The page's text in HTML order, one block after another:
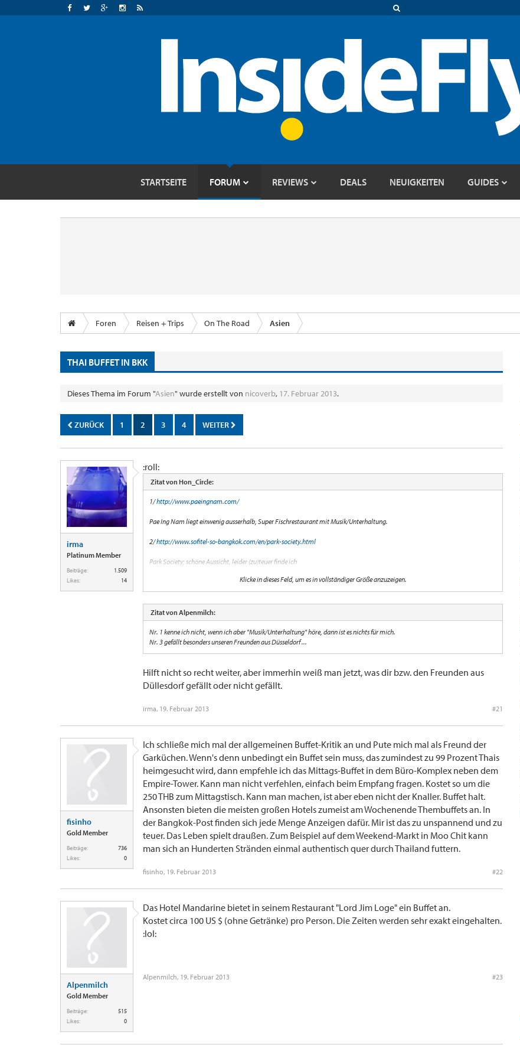
STARTSEITE FORUM REVIEWS DEALS NEUIGKEITEN GUIDES
Foren Reisen + Trips On The Road Asien
THAI BUFFET IN BKK
Dieses Thema im Forum "Asien" wurde erstellt von nicoverb, 17. Februar 2013.
ZURÜCK 1 2 3 4 WEITER
irma
Platinum Member
Beiträge:
1.509
Likes:
14
:roll:
Zitat von Hon_Circle:
1/http://www.paeingnam.com/
Pae Ing Nam liegt einwenig ausserhalb, Super Fischrestaurant mit Musik/Unterhaltung.
2/http://www.sofitel-so-bangkok.com/en/park-society.html
Park Society; schöne Aussicht, leider (zu)teuer finde ich
http://www.hotelmusebangkok.com/restaurants/speakeasy/
Speakeasy, auch Top Aussicht. Hier rechtzeitig reservieren, 1 Woche im vorraus!!!
Klicke in dieses Feld, um es in vollständiger Größe anzuzeigen.
Zitat von Alpenmilch:
Nr. 1 kenne ich nicht, wenn ich aber "Musik/Unterhaltung" höre, dann ist es nichts für mich.
Nr. 3 gefällt besonders unseren Freunden aus Düsseldorf ...
Hilft nicht so recht weiter, aber immerhin weiß man jetzt, was dir bzw. den Freunden aus
Düllesdorf gefällt oder nicht gefällt.
irma, 19. Februar 2013 #21
fisinho
Gold Member
Beiträge:
736
Likes:
0
Ich schließe mich mal der allgemeinen Buffet-Kritik an und Pute mich mal als Freund der
Garküchen. Wenn's denn unbedingt ein Buffet sein muss, das zumindest zu 99 Prozent Thais
heimgesucht wird, dann empfehle ich das Mittags-Buffet in dem Büro-Komplex neben dem
Empire-Tower. Kann man nicht verfehlen, einfach beim Empfang fragen. Kostet so um die
250 THB zum Mittagstisch. Kann man machen, ist aber eben nicht der Knaller. Buffet halt.
Ansonsten bieten die meisten großen Hotels zumeist am Wochenende Thembuffets an. In
der Bangkok-Post finden sich jede Menge Anzeigen dafür. Mir ist das zu unspannend und zu
teuer. Das Leben spielt draußen. Zum Beispiel auf dem Weekend-Markt in Moo Chit kann
man sich an Hunderten Stränden einmal authentisch quer durch Thailand futtern.
fisinho, 19. Februar 2013 #22
Alpenmilch
Gold Member
Beiträge:
515
Likes:
0
Das Hotel Mandarine bietet in seinem Restaurant "Lord Jim Loge" ein Buffet an.
Kostet circa 100 US $ (ohne Getränke) pro Person. Die Zeiten werden sehr exakt eingehalten.
:lol:
Alpenmilch, 19. Februar 2013 #23